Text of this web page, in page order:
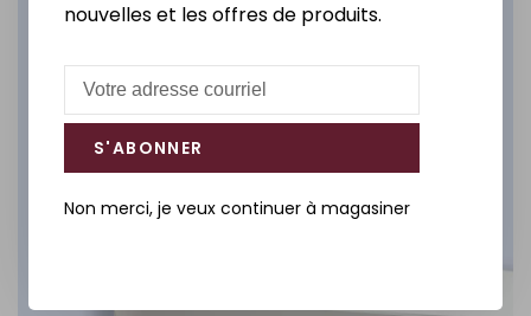
DÉCOUVREZ
nouvelles et les offres de produits.
S'ABONNER
Non merci, je veux continuer à magasiner